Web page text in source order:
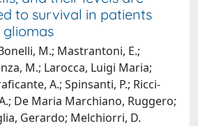
to survival in patients
M.; Mastrantoni, E.;
M.; Larocca, Luigi Maria;
A.; Spinsanti, P.; Ricci-
De Maria Marchiano, Ruggero;
Gerardo; Melchiorri, D.